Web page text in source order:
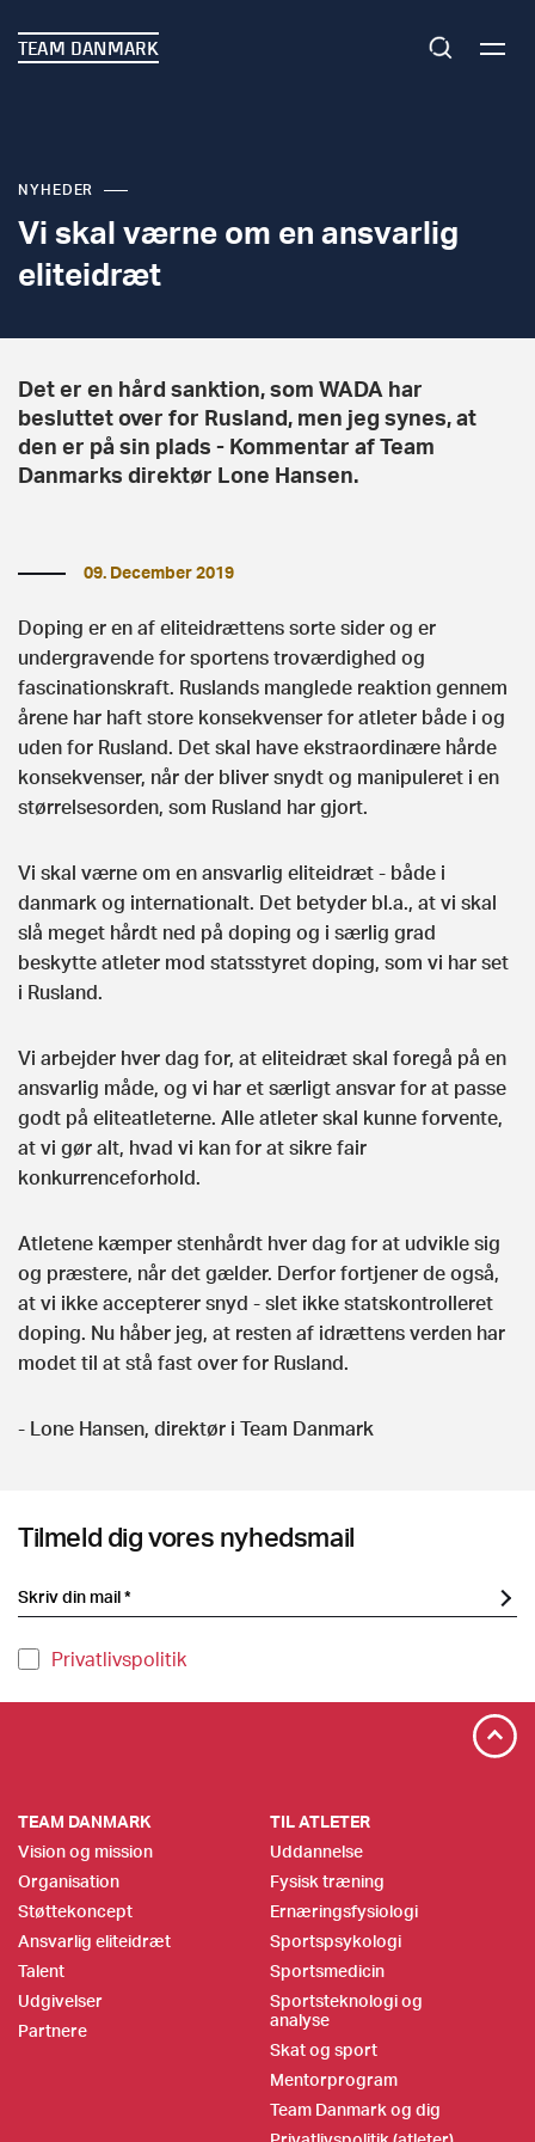
TEAM DANMARK
NYHEDER
Vi skal værne om en ansvarlig
eliteidræt
Det er en hård sanktion, som WADA har
besluttet over for Rusland, men jeg synes, at
den er på sin plads - Kommentar af Team
Danmarks direktør Lone Hansen.
09. December 2019
Doping er en af eliteidrættens sorte sider og er
undergravende for sportens troværdighed og
fascinationskraft. Ruslands manglede reaktion gennem
årene har haft store konsekvenser for atleter både i og
uden for Rusland. Det skal have ekstraordinære hårde
konsekvenser, når der bliver snydt og manipuleret i en
størrelsesorden, som Rusland har gjort.
Vi skal værne om en ansvarlig eliteidræt - både i
danmark og internationalt. Det betyder bl.a., at vi skal
slå meget hårdt ned på doping og i særlig grad
beskytte atleter mod statsstyret doping, som vi har set
i Rusland.
Vi arbejder hver dag for, at eliteidræt skal foregå på en
ansvarlig måde, og vi har et særligt ansvar for at passe
godt på eliteatleterne. Alle atleter skal kunne forvente,
at vi gør alt, hvad vi kan for at sikre fair
konkurrenceforhold.
Atletene kæmper stenhårdt hver dag for at udvikle sig
og præstere, når det gælder. Derfor fortjener de også,
at vi ikke accepterer snyd - slet ikke statskontrolleret
doping. Nu håber jeg, at resten af idrættens verden har
modet til at stå fast over for Rusland.
- Lone Hansen, direktør i Team Danmark
Tilmeld dig vores nyhedsmail
Privatlivspolitik
TEAM DANMARK
Vision og mission
Organisation
Støttekoncept
Ansvarlig eliteidræt
Talent
Udgivelser
Partnere
TIL ATLETER
Uddannelse
Fysisk træning
Ernæringsfysiologi
Sportspsykologi
Sportsmedicin
Sportsteknologi og
analyse
Skat og sport
Mentorprogram
Team Danmark og dig